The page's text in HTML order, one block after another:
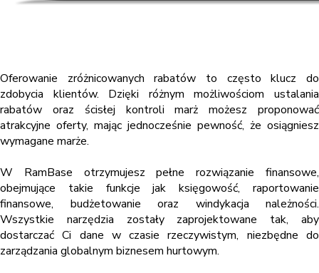
Oferowanie zróżnicowanych rabatów to często klucz do
zdobycia klientów. Dzięki różnym możliwościom ustalania
rabatów oraz ścisłej kontroli marż możesz proponować
atrakcyjne oferty, mając jednocześnie pewność, że osiągniesz
wymagane marże.
W RamBase otrzymujesz pełne rozwiązanie finansowe,
obejmujące takie funkcje jak księgowość, raportowanie
finansowe, budżetowanie oraz windykacja należności.
Wszystkie narzędzia zostały zaprojektowane tak, aby
dostarczać Ci dane w czasie rzeczywistym, niezbędne do
zarządzania globalnym biznesem hurtowym.